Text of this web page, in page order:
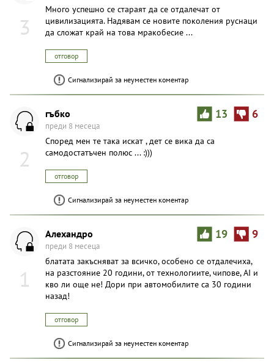
3
Много успешно се стараят да се отдалечат от
цивилизацията. Надявам се новите поколения руснаци
да сложат край на това мракобесие ...
отговор
Сигнализирай за неуместен коментар
2
13 6
гъбко
преди 8 месеца
Според мен те така искат , дет се вика да са
самодостатъчен полюс ... :)))
отговор
Сигнализирай за неуместен коментар
1
19 9
Алехандро
преди 8 месеца
блатата закъсняват за всичко, особено се отдалечиха,
на разстояние 20 години, от технологиите, чипове, AI и
кво ли още не! Дори при автомобилите са 30 години
назад!
отговор
Сигнализирай за неуместен коментар